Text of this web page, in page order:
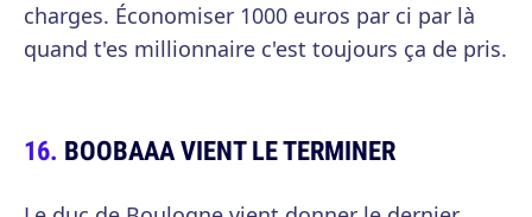
charges. Économiser 1000 euros par ci par là
quand t'es millionnaire c'est toujours ça de pris.
BOOBAAA VIENT LE TERMINER